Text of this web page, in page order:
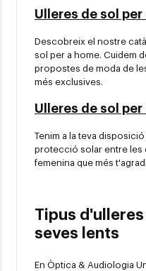
Ulleres de sol per
Descobreix el nostre
sol per a home. Cuidem
propostes de moda de
més exclusives.
Ulleres de sol per
Tenim a la teva
protecció solar entre les
femenina que més
Tipus
seves lents
En Òptica & Audiologia